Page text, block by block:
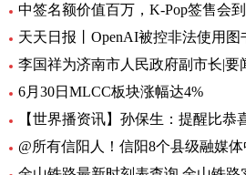
中签名额价值百万，K-Pop签售会
天天日报丨OpenAI被控非法使用图
李国祥为济南市人民政府副市长|要
6月30日MLCC板块涨幅达4%
【世界播资讯】孙保生：提醒比恭